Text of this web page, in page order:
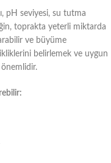
pH seviyesi, su tutma
toprakta yeterli miktarda
ve büyüme
belirlemek ve uygun